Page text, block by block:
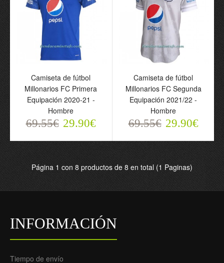
Camiseta de fútbol
Millonarios FC Primera
Equipación 2020-21 -
Hombre
69.55€ 29.90€
Camiseta de fútbol
Millonarios FC Segunda
Equipación 2021/22 -
Hombre
69.55€ 29.90€
Camiseta de fútbol
Millonarios FC Primera
Equipación 2020-21 -
Hombre
69.55€ 29.90€
Camiseta de fútbol
Millonarios FC Segunda
Equipación 2021/22 -
Hombre
69.55€ 29.90€
Página 1 con 8 productos de 8 en total (1 Paginas)
INFORMACIÓN
Tiempo de envío